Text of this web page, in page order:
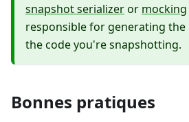
snapshot serializeror mocking
responsible for generating
the code you're snapshotting.
Bonnes pratiques